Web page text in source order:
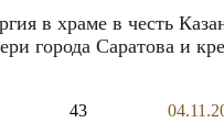
в храме в честь
города Саратова и
43